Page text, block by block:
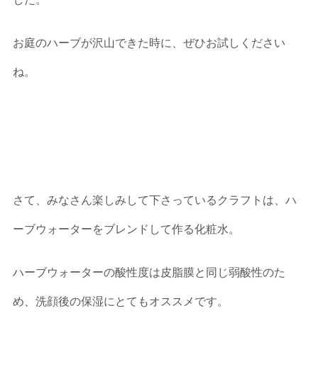
お庭のハーブが沢山できた時に、ぜひお試しください
ね。
さて、みなさん楽しみして下さっているクラフトは、ハ
ーブウォーターをブレンドして作る化粧水。
ハーブウォーターの酸性度は皮脂膜と同じ弱酸性のた
め、洗顔後の保湿にとてもオススメです。